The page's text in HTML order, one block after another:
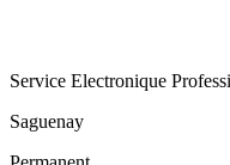
Service Electronique
Saguenay